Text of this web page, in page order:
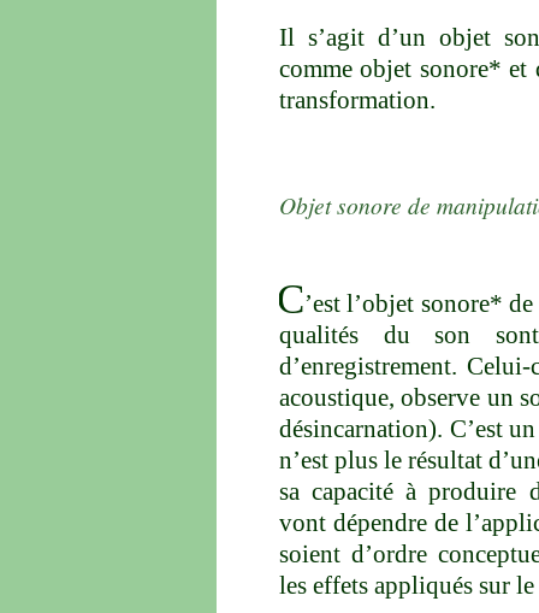
Il s’agit d’un objet
comme objet sonore* et
transformation.
Objet sonore de
C’est l’objet sonore*
qualités du son
d’enregistrement.
acoustique, observe un
désincarnation). C’est
n’est plus le résultat
sa capacité à produire
vont dépendre de
soient d’ordre
les effets appliqués sur